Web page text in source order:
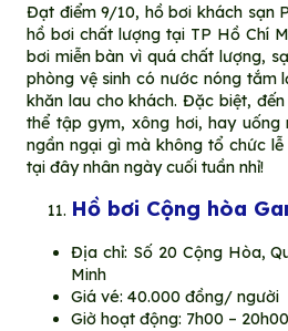
Đạt điểm 9/10, hồ bơi khách sạn
hồ bơi chất lượng tại TP Hồ Chí
bơi miễn bàn vì quá chất lượng,
phòng vệ sinh có nước nóng tắm
khăn lau cho khách. Đặc biệt,
thể tập gym, xông hơi, hay uống
ngần ngại gì mà không tổ chức
tại đây nhân ngày cuối tuần nhỉ!
Hồ bơi Cộng hòa
Địa chỉ: Số 20 Cộng Hòa,
Minh
Giá vé: 40.000 đồng/ người
Giờ hoạt động: 7h00 –